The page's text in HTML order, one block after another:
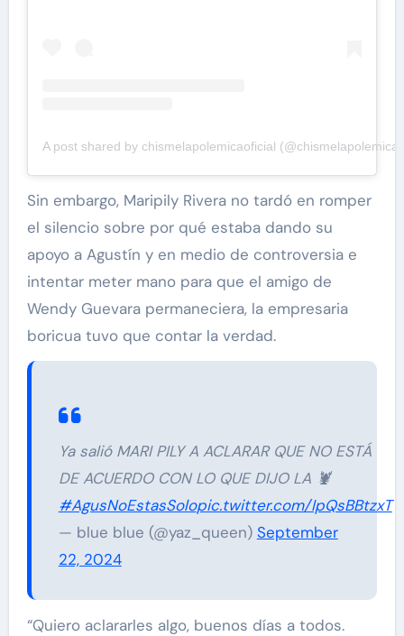
A post shared by chismelapolemicaoficial
Sin embargo, Maripily Rivera no tardó en romper
el silencio sobre por qué estaba dando su
apoyo a Agustín y en medio de controversia e
intentar meter mano para que el amigo de
Wendy Guevara permaneciera, la empresaria
boricua tuvo que contar la verdad.
Ya salió MARI PILY A ACLARAR QUE NO ESTÁ
DE ACUERDO CON LO QUE DIJO LA 🦞
#AgusNoEstasSolopic.twitter.com/IpQsBBtzxT
— blue blue (@yaz_queen) September
22, 2024
“Quiero aclararles algo, buenos días a todos.